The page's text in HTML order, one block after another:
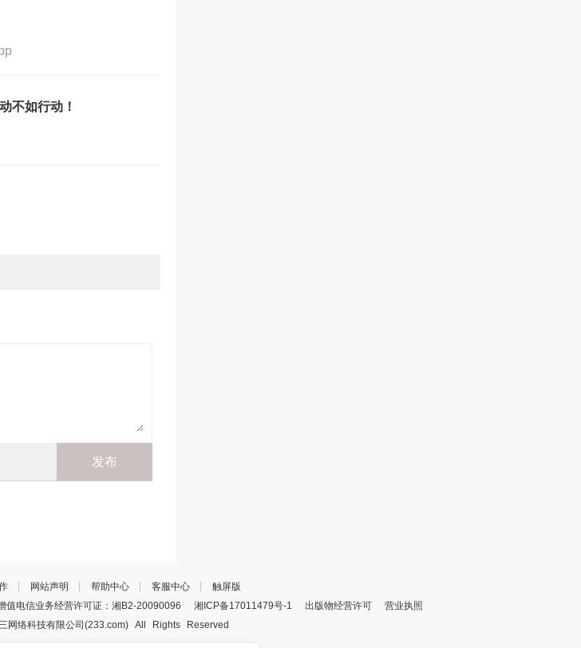
不如行动！
┊ 网站声明 ┊ 帮助中心 ┊ 客服中心 ┊ 触屏版
电信业务经营许可证：湘B2-20090096 湘ICP备17011479号-1 出版物经营许可
营业执照
网络科技有限公司(233.com) All Rights Reserved